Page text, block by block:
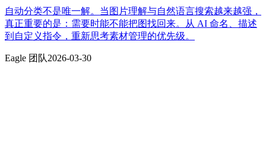
自动分类不是唯一解。当图片理解与自然语言搜索越来越强，
真正重要的是：需要时能不能把图找回来。从 AI 命名、描述
到自定义指令，重新思考素材管理的优先级。
Eagle 团队2026-03-30